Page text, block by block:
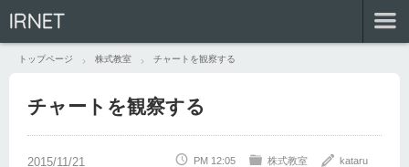
IRNET
トップページ 株式教室 チャートを観察する
チャートを観察する
PM 12:05 株式教室 kataru